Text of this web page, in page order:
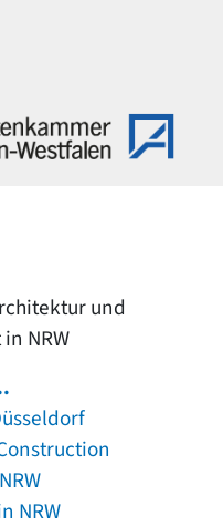
und
NRW
NRW